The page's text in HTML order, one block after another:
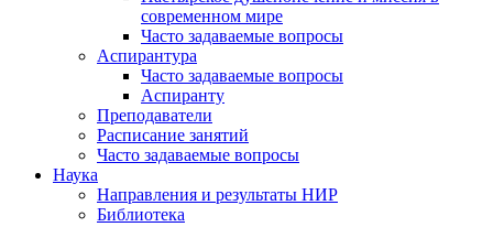
современном мире
Часто задаваемые вопросы
Аспирантура
Часто задаваемые вопросы
Аспиранту
Преподаватели
Расписание занятий
Часто задаваемые вопросы
Наука
Направления и результаты НИР
Библиотека